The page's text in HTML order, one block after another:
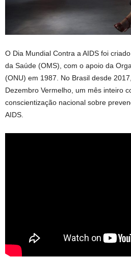
O Dia Mundial Contra a AIDS foi
da Saúde (OMS), com o apoio da
(ONU) em 1987. No Brasil desde
Dezembro Vermelho, um mês inteiro
conscientização nacional sobre
AIDS.